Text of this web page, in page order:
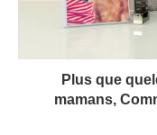
Plus que
mamans,